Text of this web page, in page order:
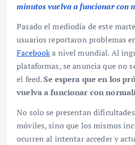
minutos vuelva a funcionar con
Pasado el mediodía de este
usuarios reportaron problemas
Facebooka nivel mundial. Al
plataformas, se anuncia que no
el feed.Se espera que en los
vuelva a funcionar con
No solo se presentan
móviles, sino que los mismos
ocurren al intentar acceder y